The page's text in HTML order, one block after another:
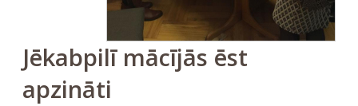
Jēkabpilī mācījās ēst
apzināti